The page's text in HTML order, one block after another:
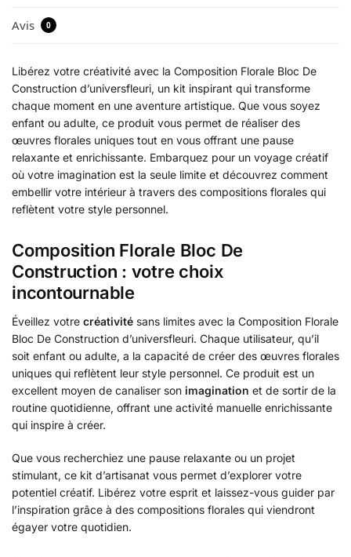
Avis 0
Libérez votre créativité avec la Composition Florale Bloc De
Construction d’universfleuri, un kit inspirant qui transforme
chaque moment en une aventure artistique. Que vous soyez
enfant ou adulte, ce produit vous permet de réaliser des
œuvres florales uniques tout en vous offrant une pause
relaxante et enrichissante. Embarquez pour un voyage créatif
où votre imagination est la seule limite et découvrez comment
embellir votre intérieur à travers des compositions florales qui
reflètent votre style personnel.
Composition Florale Bloc De
Construction : votre choix
incontournable
Éveillez votre créativité sans limites avec la Composition Florale
Bloc De Construction d’universfleuri. Chaque utilisateur, qu’il
soit enfant ou adulte, a la capacité de créer des œuvres florales
uniques qui reflètent leur style personnel. Ce produit est un
excellent moyen de canaliser son imagination et de sortir de la
routine quotidienne, offrant une activité manuelle enrichissante
qui inspire à créer.
Que vous recherchiez une pause relaxante ou un projet
stimulant, ce kit d’artisanat vous permet d’explorer votre
potentiel créatif. Libérez votre esprit et laissez-vous guider par
l’inspiration grâce à des compositions florales qui viendront
égayer votre quotidien.